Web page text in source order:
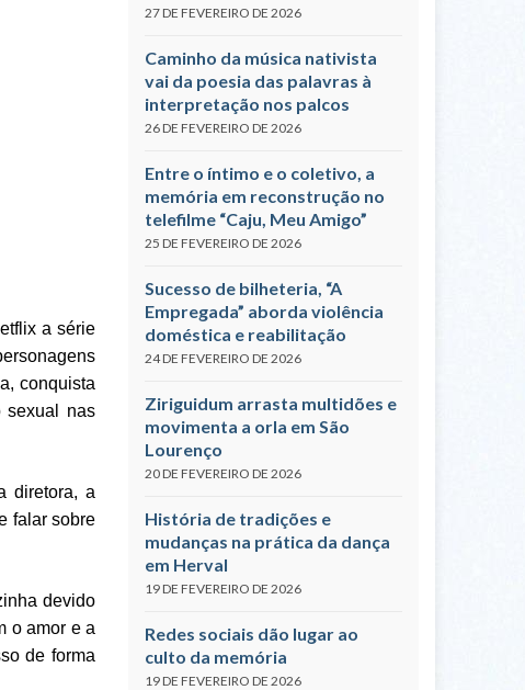
a série
conquista
sexual nas
diretora, a
falar sobre
devido
o amor e a
de forma
27 DE FEVEREIRO DE 2026
Caminho da música nativista
vai da poesia das palavras à
interpretação nos palcos
26 DE FEVEREIRO DE 2026
Entre o íntimo e o coletivo, a
memória em reconstrução no
telefilme “Caju, Meu Amigo”
25 DE FEVEREIRO DE 2026
Sucesso de bilheteria, “A
Empregada” aborda violência
doméstica e reabilitação
24 DE FEVEREIRO DE 2026
Ziriguidum arrasta multidões e
movimenta a orla em São
Lourenço
20 DE FEVEREIRO DE 2026
História de tradições e
mudanças na prática da dança
em Herval
19 DE FEVEREIRO DE 2026
Redes sociais dão lugar ao
culto da memória
19 DE FEVEREIRO DE 2026